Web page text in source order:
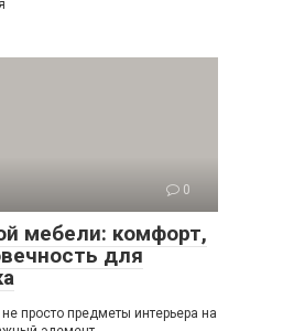
0
мебели: комфорт,
для
просто предметы интерьера на